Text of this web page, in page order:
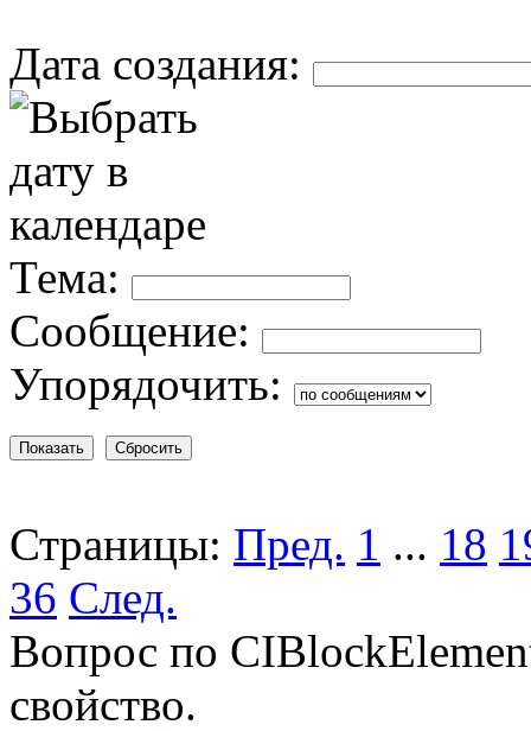
Дата создания:
Тема:
Сообщение:
Упорядочить:
Страницы: Пред. 1 ... 18
36 След.
Вопрос по
свойство.